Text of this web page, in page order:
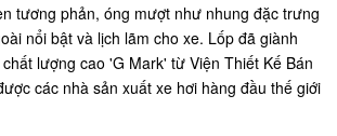
tương phản, óng mượt như nhung đặc trưng
nổi bật và lịch lãm cho xe. Lốp đã giành
lượng cao 'G Mark' từ Viện Thiết Kế Bán
các nhà sản xuất xe hơi hàng đầu thế giới